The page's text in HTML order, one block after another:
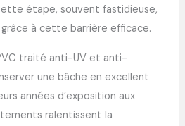
étape, souvent fastidieuse,
à cette barrière efficace.
traité anti-UV et anti-
une bâche en excellent
années d’exposition aux
ralentissent la